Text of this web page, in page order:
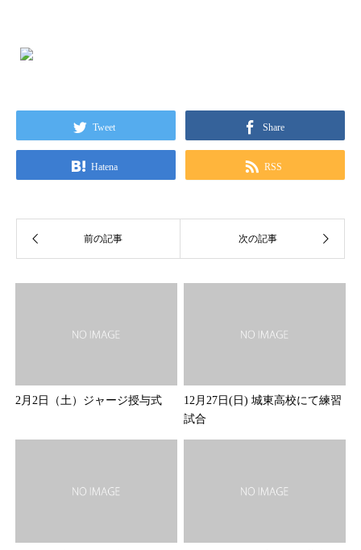
Tweet Share
Hatena RSS
2月2日（土）ジャージ授与式
12月27日(日) 城東高校にて練習
試合